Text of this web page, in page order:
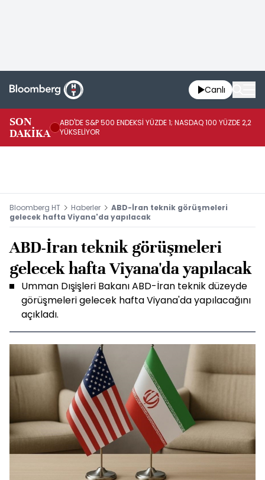
Canlı
SON
DAKİKA
ABD'DE S&P 500 ENDEKSİ YÜZDE 1; NASDAQ 100 YÜZDE 2,2
YÜKSELİYOR
Bloomberg HT Haberler
ABD-İran teknik görüşmeleri
gelecek hafta Viyana'da yapılacak
ABD-İran teknik görüşmeleri
gelecek hafta Viyana'da yapılacak
Umman Dışişleri Bakanı ABD-İran teknik düzeyde
görüşmeleri gelecek hafta Viyana'da yapılacağını
açıkladı.